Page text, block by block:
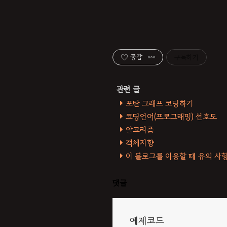
공감
포탄 그래프 코딩하기
코딩언어(프로그래밍) 선호도
알고리즘
객체지향
이 블로그를 이용할 때 유의 사
댓글
예제코드